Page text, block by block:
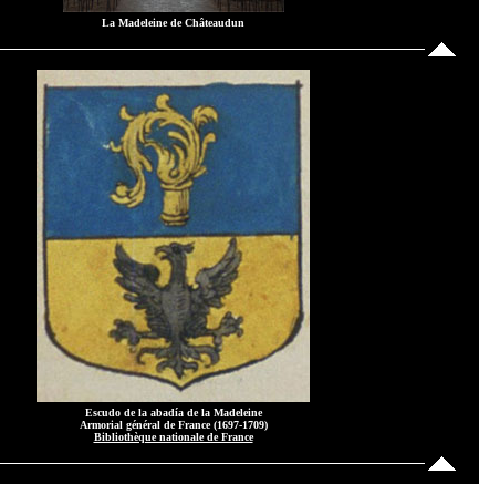
La Madeleine de Châteaudun
Escudo de la abadía de la Madeleine
Armorial général de France (1697-1709)
Bibliothèque nationale de France